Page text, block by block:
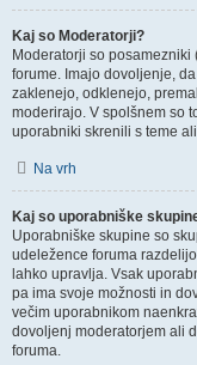
Kaj so Moderatorji?
Moderatorji so
forume. Imajo dovoljenje,
zaklenejo, odklenejo,
moderirajo. V spolšnem so
uporabniki skrenili s teme
Na vrh
Kaj so uporabniške
Uporabniške skupine so
udeležence foruma
lahko upravlja. Vsak
pa ima svoje možnosti in
večim uporabnikom
dovoljenj moderatorjem ali
foruma.